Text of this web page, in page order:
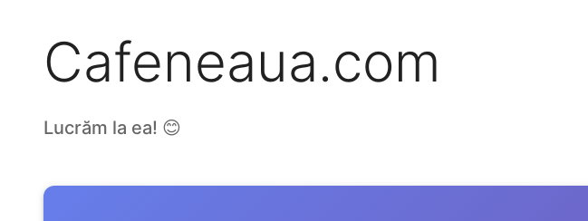
Cafeneaua.com
Lucrăm la ea! 😊